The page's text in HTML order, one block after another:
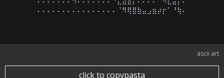
⠄⠄⠄⠄⠄⠄⠄⠄⠄⠄⠄⠄⠄⠄⠄⠄⠈⠻⢿⣿⣷⣤⣠⣶⡴⡖⠁⠘⢷⠄
ascii art
click to copypasta